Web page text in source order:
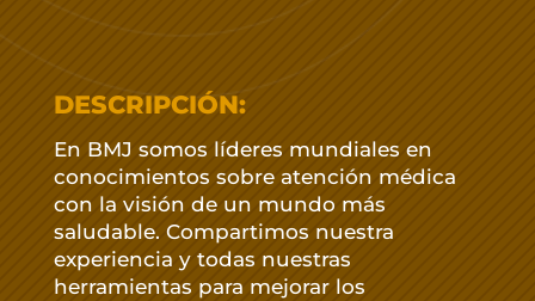
DESCRIPCIÓN:
En BMJ somos líderes mundiales en
conocimientos sobre atención médica
con la visión de un mundo más
saludable. Compartimos nuestra
experiencia y todas nuestras
herramientas para mejorar los